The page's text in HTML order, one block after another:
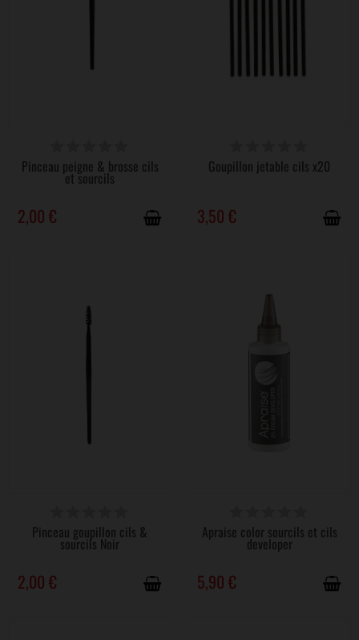
Pinceau peigne & brosse cils
et sourcils
2,00 €
Goupillon jetable cils x20
3,50 €
Pinceau goupillon cils &
sourcils Noir
2,00 €
Apraise color sourcils et cils
developer
5,90 €